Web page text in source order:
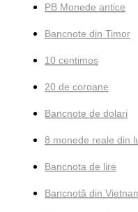
PB Monede antice
Bancnote din Timor
10 centimos
20 de coroane
Bancnote de dolari
8 monede reale din
Bancnota de lire
Bancnotă din